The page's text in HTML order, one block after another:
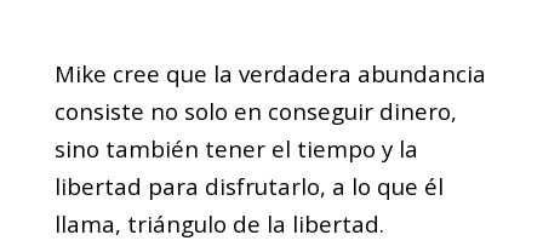
Mike cree que la verdadera abundancia
consiste no solo en conseguir dinero,
sino también tener el tiempo y la
libertad para disfrutarlo, a lo que él
llama, triángulo de la libertad.